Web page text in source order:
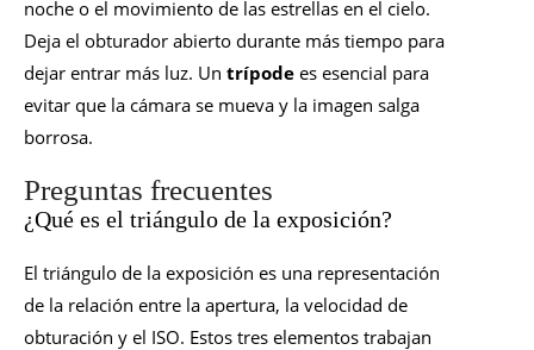
noche o el movimiento de las estrellas en el cielo.
Deja el obturador abierto durante más tiempo para
dejar entrar más luz. Un trípode es esencial para
evitar que la cámara se mueva y la imagen salga
borrosa.
Preguntas frecuentes
¿Qué es el triángulo de la exposición?
El triángulo de la exposición es una representación
de la relación entre la apertura, la velocidad de
obturación y el ISO. Estos tres elementos trabajan